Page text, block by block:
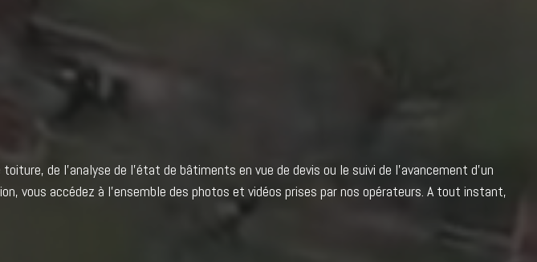
de l'analyse de l'état de bâtiments en vue de devis ou le suivi de l'avancement d'un
vous accédez à l'ensemble des photos et vidéos prises par nos opérateurs. A tout instant,